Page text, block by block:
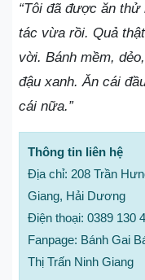
“Tôi đã được ăn
tác vừa rồi. Quả
vời. Bánh mềm,
đậu xanh. Ăn cái
cái nữa.”
Thông tin liên hệ
Địa chỉ: 208 Trần
Giang, Hải Dương
Điện thoại: 0389 130
Fanpage: Bánh Gai
Thị Trấn Ninh Giang